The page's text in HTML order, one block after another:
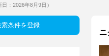
日：2026年8月9日）
索条件を登録